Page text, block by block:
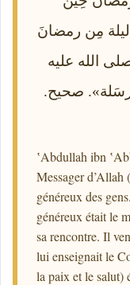
مِن رمضانَ
الله عليه
صحيح.
ʽAbdullah ibn
Messager
généreux des
généreux était le
sa rencontre. Il
lui enseignait le
la paix et le salut)